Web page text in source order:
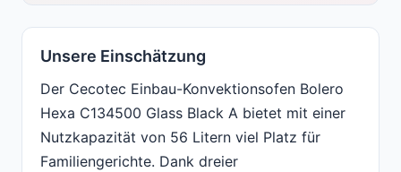
Unsere Einschätzung
Der Cecotec Einbau-Konvektionsofen Bolero
Hexa C134500 Glass Black A bietet mit einer
Nutzkapazität von 56 Litern viel Platz für
Familiengerichte. Dank dreier